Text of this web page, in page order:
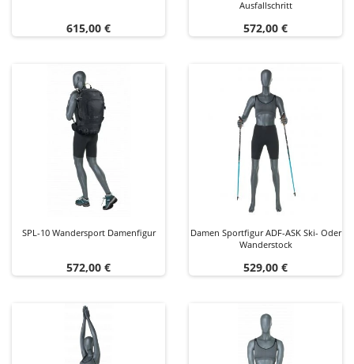
Preis
615,00 €
Ausfallschritt
Preis
572,00 €
SPL-10 Wandersport Damenfigur
Preis
572,00 €
Damen Sportfigur ADF-ASK Ski- Oder
Wanderstock
Preis
529,00 €